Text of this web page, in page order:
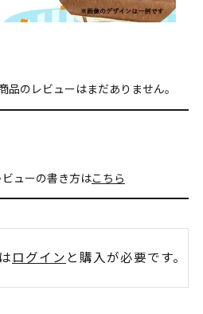
品のレビューはまだありません。
ビューの書き方はこちら
ログイン と購入が必要です。